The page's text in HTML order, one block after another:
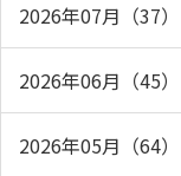
2026年07月（37）
2026年06月（45）
2026年05月（64）